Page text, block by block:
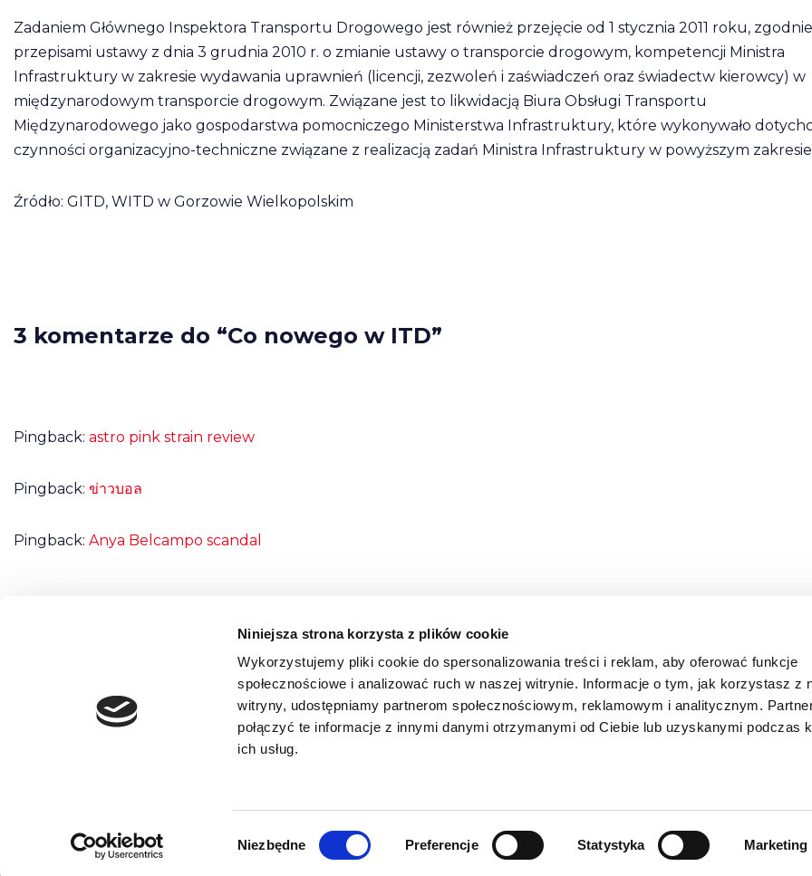
Niniejsza strona korzysta z plików cookie
Wykorzystujemy pliki cookie do spersonalizowania treści i reklam, aby oferować funkcje
społecznościowe i analizować ruch w naszej witrynie. Informacje o tym, jak korzystasz z
witryny, udostępniamy partnerom społecznościowym, reklamowym i analitycznym.
połączyć te informacje z innymi danymi otrzymanymi od Ciebie lub uzyskanymi podczas
ich usług.
Niezbędne Preferencje Statystyka Marketing
Zadaniem Głównego Inspektora Transportu Drogowego jest również przejęcie od 1 stycznia 2011 roku,
przepisami ustawy z dnia 3 grudnia 2010 r. o zmianie ustawy o transporcie drogowym, kompetencji Ministra
Infrastruktury w zakresie wydawania uprawnień (licencji, zezwoleń i zaświadczeń oraz świadectw kierowcy) w
międzynarodowym transporcie drogowym. Związane jest to likwidacją Biura Obsługi Transportu
Międzynarodowego jako gospodarstwa pomocniczego Ministerstwa Infrastruktury, które wykonywało
czynności organizacyjno-techniczne związane z realizacją zadań Ministra Infrastruktury w powyższym
Źródło: GITD, WITD w Gorzowie Wielkopolskim
3 komentarze do “Co nowego w ITD”
Pingback: astro pink strain review
Pingback: ข่าวบอล
Pingback: Anya Belcampo scandal
Możliwość komentowania została wyłączona.
POLITYKA PRYWATNOŚCI
| Powered byWordPress